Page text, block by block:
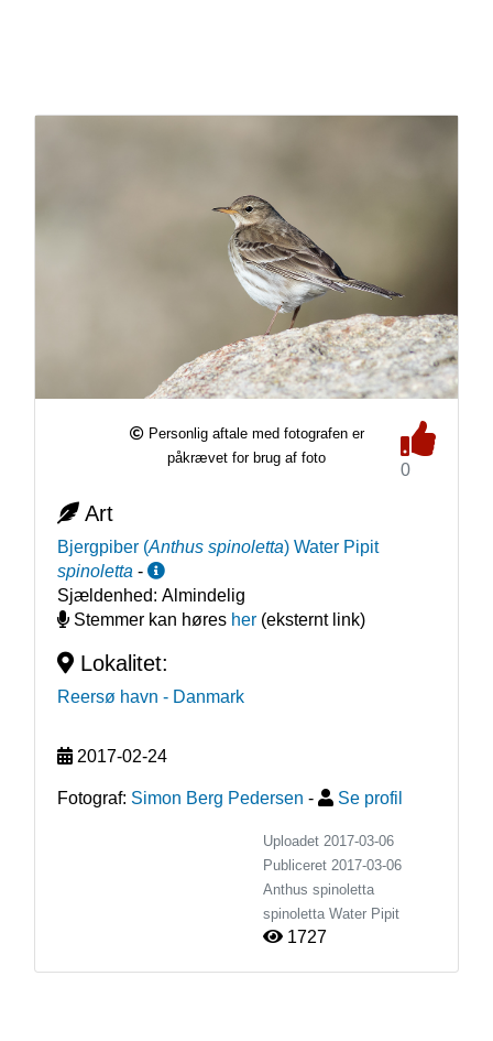
Personlig aftale med fotografen er
påkrævet for brug af foto
0
Art
Bjergpiber (Anthus spinoletta) Water Pipit
spinoletta -
Sjældenhed: Almindelig
Stemmer kan høres her(eksternt link)
Lokalitet:
Reersø havn - Danmark
2017-02-24
Fotograf: Simon Berg Pedersen - Se profil
Uploadet 2017-03-06
Publiceret 2017-03-06
Anthus spinoletta
spinoletta Water Pipit
1727